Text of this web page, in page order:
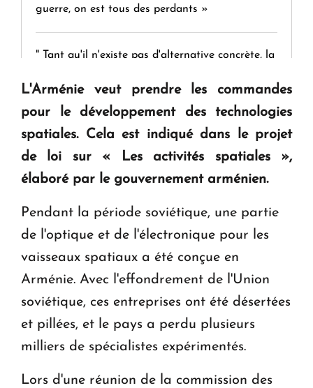
guerre, on est tous des perdants »
" Tant qu'il n'existe pas d'alternative concrète, la
KASA : 30 ans d'audace, de résilience et d'avenir
en Arménie
Le premier hôtel Hyatt Regency d'Arménie
L'Arménie veut prendre les commandes
pour le développement des technologies
spatiales. Cela est indiqué dans le projet
de loi sur « Les activités spatiales »,
élaboré par le gouvernement arménien.
Pendant la période soviétique, une partie
de l'optique et de l'électronique pour les
vaisseaux spatiaux a été conçue en
Arménie. Avec l'effondrement de l'Union
soviétique, ces entreprises ont été désertées
et pillées, et le pays a perdu plusieurs
milliers de spécialistes expérimentés.
Lors d'une réunion de la commission des